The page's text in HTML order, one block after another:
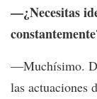
—¿Necesitas
—Muchísimo.
las actuaciones